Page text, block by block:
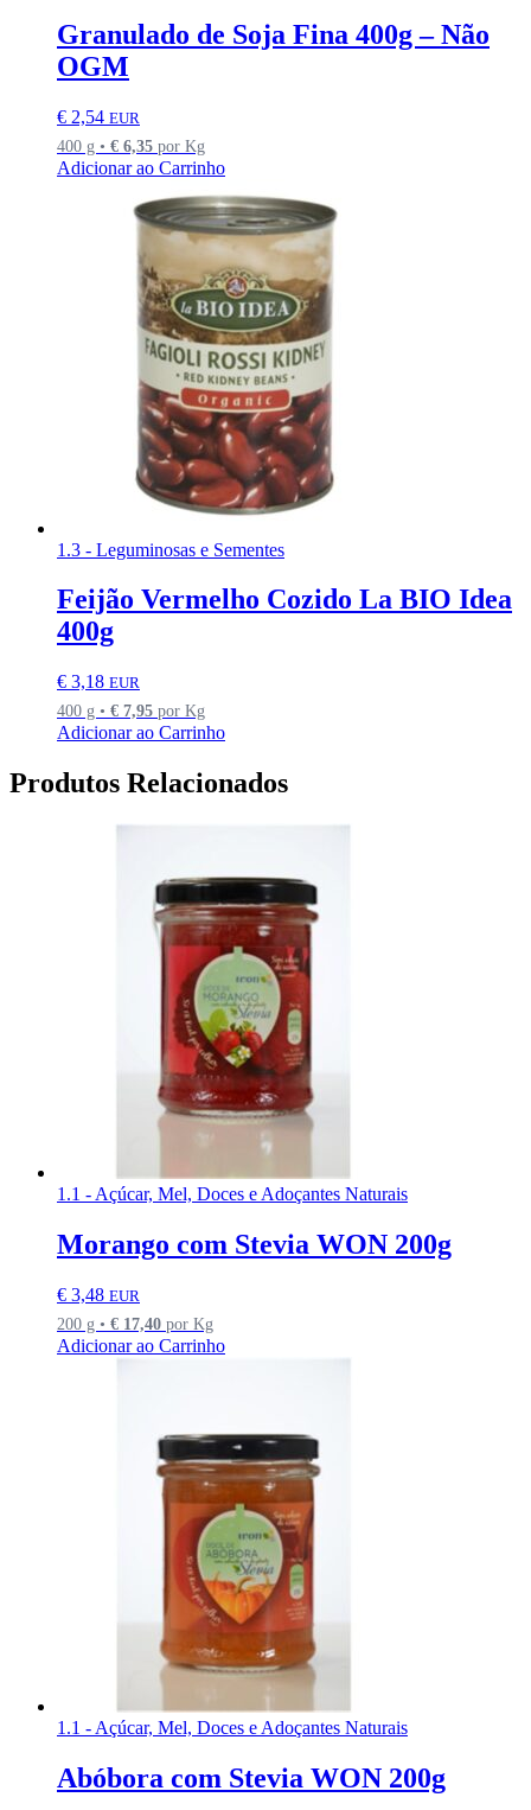
Granulado de Soja Fina 400g – Não
OGM
€ 2,54 EUR
400 g • € 6,35 por Kg
Adicionar ao Carrinho
1.3 - Leguminosas e Sementes
Feijão Vermelho Cozido La BIO Idea
400g
€ 3,18 EUR
400 g • € 7,95 por Kg
Adicionar ao Carrinho
Produtos Relacionados
1.1 - Açúcar, Mel, Doces e Adoçantes Naturais
Morango com Stevia WON 200g
€ 3,48 EUR
200 g • € 17,40 por Kg
Adicionar ao Carrinho
1.1 - Açúcar, Mel, Doces e Adoçantes Naturais
Abóbora com Stevia WON 200g